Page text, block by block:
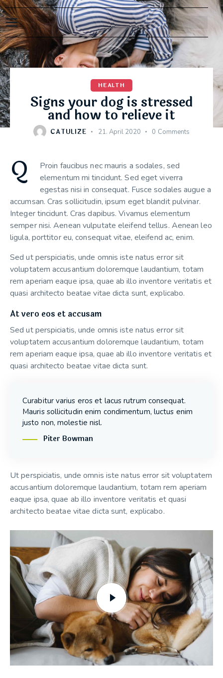
HEALTH
Signs your dog is stressed
and how to relieve it
CATULIZE 21. April 2020 0 Comments
Q
Proin faucibus nec mauris a sodales, sed
elementum mi tincidunt. Sed eget viverra
egestas nisi in consequat. Fusce sodales augue a
accumsan. Cras sollicitudin, ipsum eget blandit pulvinar.
Integer tincidunt. Cras dapibus. Vivamus elementum
semper nisi. Aenean vulputate eleifend tellus. Aenean leo
ligula, porttitor eu, consequat vitae, eleifend ac, enim.
Sed ut perspiciatis, unde omnis iste natus error sit
voluptatem accusantium doloremque laudantium, totam
rem aperiam eaque ipsa, quae ab illo inventore veritatis et
quasi architecto beatae vitae dicta sunt, explicabo.
At vero eos et accusam
Sed ut perspiciatis, unde omnis iste natus error sit
voluptatem accusantium doloremque laudantium, totam
rem aperiam eaque ipsa, quae ab illo inventore veritatis et
quasi architecto beatae vitae dicta sunt.
Curabitur varius eros et lacus rutrum consequat.
Mauris sollicitudin enim condimentum, luctus enim
justo non, molestie nisl.
Piter Bowman
Ut perspiciatis, unde omnis iste natus error sit voluptatem
accusantium doloremque laudantium, totam rem aperiam
eaque ipsa, quae ab illo inventore veritatis et quasi
architecto beatae vitae dicta sunt, explicabo.